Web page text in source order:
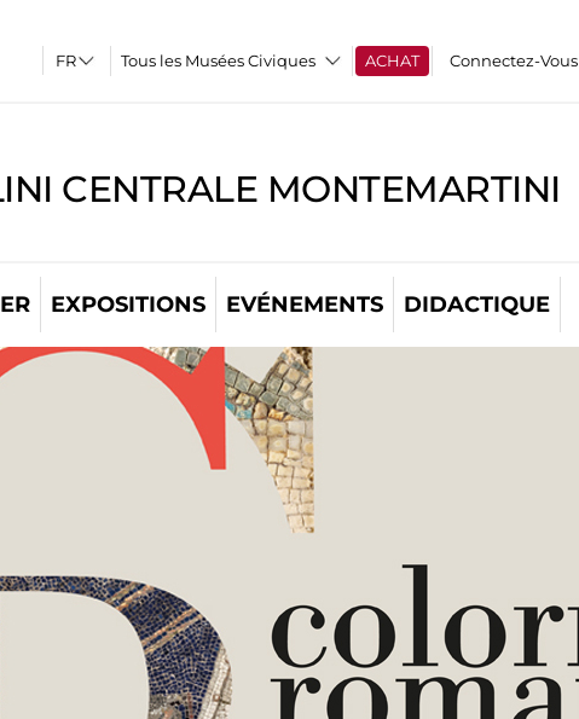
Tous les Musées Civiques ACHAT Connectez-Vous
CENTRALE MONTEMARTINI
EXPOSITIONS EVÉNEMENTS DIDACTIQUE